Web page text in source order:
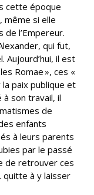
cette époque
même si elle
l’Empereur.
qui fut,
Aujourd’hui, il est
Romae », ces «
paix publique et
son travail, il
de
enfants
à leurs parents
par le passé
de retrouver ces
quitte à y laisser